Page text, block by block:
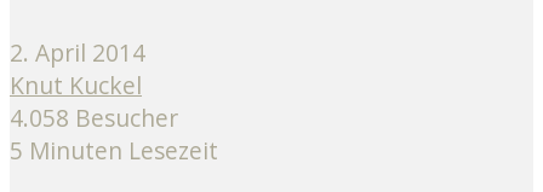
2. April 2014
Knut Kuckel
4.058 Besucher
5 Minuten Lesezeit